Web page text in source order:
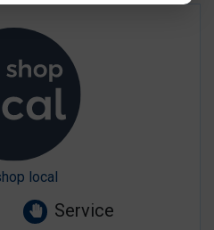
local
Service